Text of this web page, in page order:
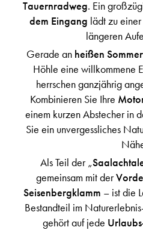
Tauernradweg. Ein
dem Eingang lädt zu
längeren
Gerade an heißen
Höhle eine willkommene
herrschen ganzjährig
Kombinieren Sie Ihre
einem kurzen Abstecher in
Sie ein unvergessliches
Als Teil der „
gemeinsam mit der
Seisenbergklamm – ist die
Bestandteil im
gehört auf jede